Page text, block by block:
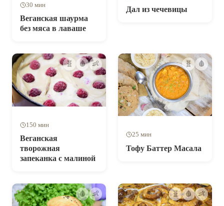
30 мин
Веганская шаурма
без мяса в лаваше
Дал из чечевицы
🧬 🩸 👶
150 мин
Веганская
творожная
запеканка с малиной
🧬 🩸
25 мин
Тофу Баттер Масала
🩸 👶 🧬 🩸 👶